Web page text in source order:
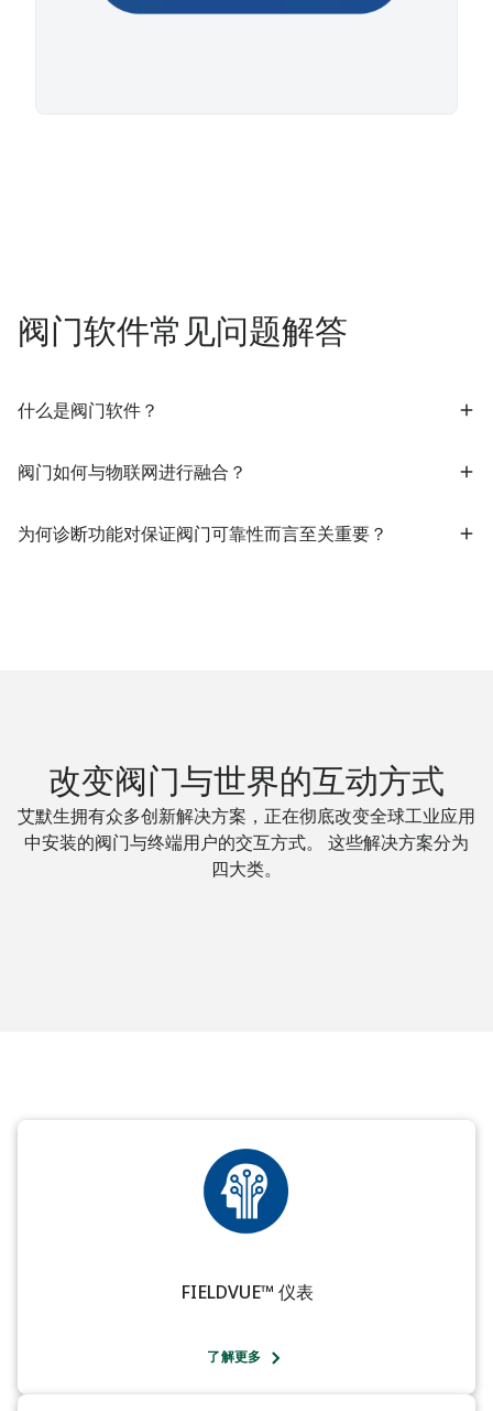
阀门软件常见问题解答
什么是阀门软件？
阀门如何与物联网进行融合？
为何诊断功能对保证阀门可靠性而言至关重要？
改变阀门与世界的互动方式
艾默生拥有众多创新解决方案，正在彻底改变全球工业应用
中安装的阀门与终端用户的交互方式。 这些解决方案分为
四大类。
FIELDVUE™ 仪表
了解更多